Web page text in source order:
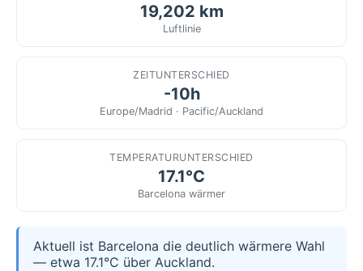
19,202 km
Luftlinie
ZEITUNTERSCHIED
-10h
Europe/Madrid · Pacific/Auckland
TEMPERATURUNTERSCHIED
17.1°C
Barcelona wärmer
Aktuell ist Barcelona die deutlich wärmere Wahl
— etwa 17.1°C über Auckland.